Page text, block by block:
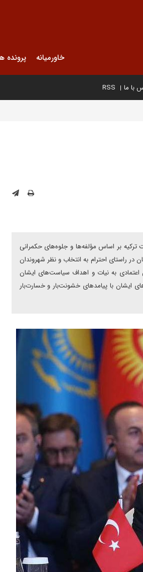
خاورمیانه پرونده
با ما RSS
ترکیه بر اساس مؤلفه‌ها و جلوه‌های حکمرانی
راستای احترام به انتخاب و نظر شهروندان
اعتمادی به نیات و اهداف سیاست‌های ایشان
ایشان با پیامدهای خشونت‌بار و خسارت‌بار